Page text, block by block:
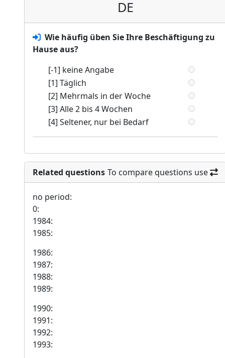
DE
Wie häufig üben Sie Ihre Beschäftigung zu
Hause aus?
[-1] keine Angabe
[1] Täglich
[2] Mehrmals in der Woche
[3] Alle 2 bis 4 Wochen
[4] Seltener, nur bei Bedarf
Related questions To compare questions use
no period:
0:
1984:
1985:
1986:
1987:
1988:
1989:
1990:
1991:
1992:
1993: